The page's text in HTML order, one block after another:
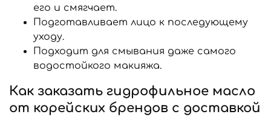
его и смягчает.
Подготавливает лицо к последующему
уходу.
Подходит для смывания даже самого
водостойкого макияжа.
Как заказать гидрофильное масло
от корейских брендов с доставкой